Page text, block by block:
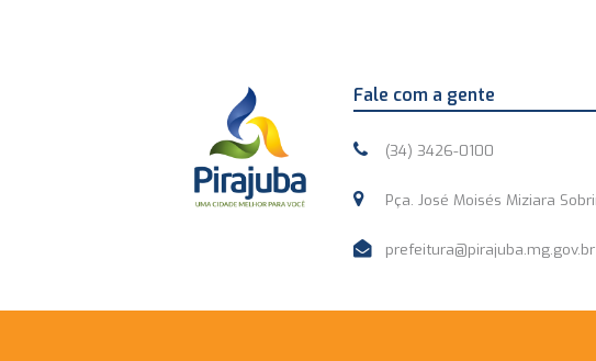
Fale com a gente
(34) 3426-0100
Pça. José Moisés Miziara
prefeitura@pirajuba.mg.gov.br